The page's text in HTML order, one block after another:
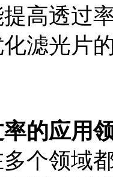
高透过
滤光片
的应用
个领域